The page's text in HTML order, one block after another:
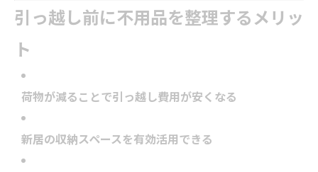
引っ越し前に不用品を整理するメリッ
ト
荷物が減ることで引っ越し費用が安くなる
新居の収納スペースを有効活用できる